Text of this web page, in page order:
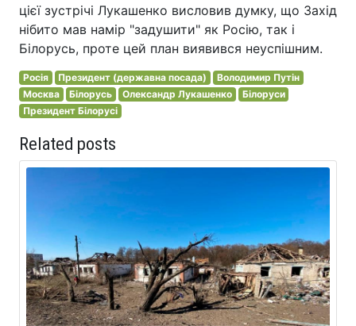
цієї зустрічі Лукашенко висловив думку, що Захід
нібито мав намір "задушити" як Росію, так і
Білорусь, проте цей план виявився неуспішним.
Росія Президент (державна посада)
Володимир Путін
Москва
Білорусь Олександр Лукашенко
Білоруси
Президент Білорусі
Related posts